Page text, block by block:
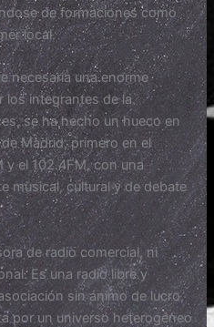
de formaciones como
local.
necesaria una enorme
los integrantes de la
se ha hecho un hueco en
Madrid, primero en el
y el 102.4FM, con una
musical, cultural y de debate
de radio comercial, ni
Es una radio libre y
sin ánimo de lucro,
por un universo heterogéneo